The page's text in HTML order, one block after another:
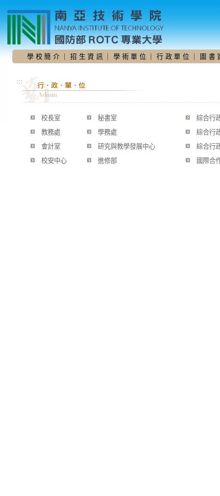
要
內
學 校 簡 介 招 生 資 訊 學 術 單 位 ｜行 政 單 位 圖 書
:::
校長室
教務處
會計室
校安中心
秘書室
學務處
研究與教學發展中心
進修部
綜合行
綜合行
綜合行
國際合